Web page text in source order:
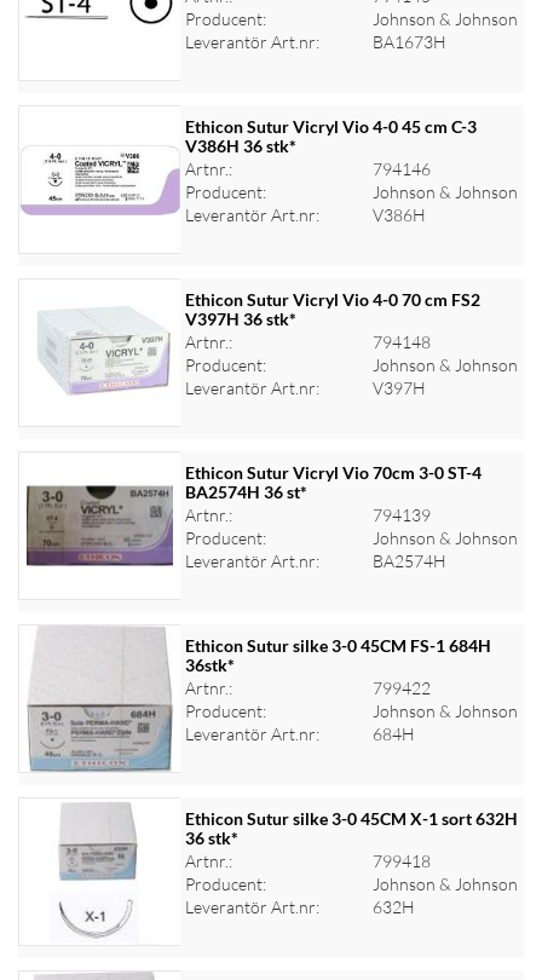
Logga in för priser
Producent:
Johnson & Johnson
Leverantör Art.nr:
BA1673H
Logga in för priser
Ethicon Sutur Vicryl Vio 4-0 45 cm C-3
V386H 36 stk*
Artnr.:
794146
Producent:
Johnson & Johnson
Leverantör Art.nr:
V386H
Logga in för priser
Ethicon Sutur Vicryl Vio 4-0 70 cm FS2
V397H 36 stk*
Artnr.:
794148
Producent:
Johnson & Johnson
Leverantör Art.nr:
V397H
Logga in för priser
Ethicon Sutur Vicryl Vio 70cm 3-0 ST-4
BA2574H 36 st*
Artnr.:
794139
Producent:
Johnson & Johnson
Leverantör Art.nr:
BA2574H
Logga in för priser
Ethicon Sutur silke 3-0 45CM FS-1 684H
36stk*
Artnr.:
799422
Producent:
Johnson & Johnson
Leverantör Art.nr:
684H
Logga in för priser
Ethicon Sutur silke 3-0 45CM X-1 sort 632H
36 stk*
Artnr.:
799418
Producent:
Johnson & Johnson
Leverantör Art.nr:
632H